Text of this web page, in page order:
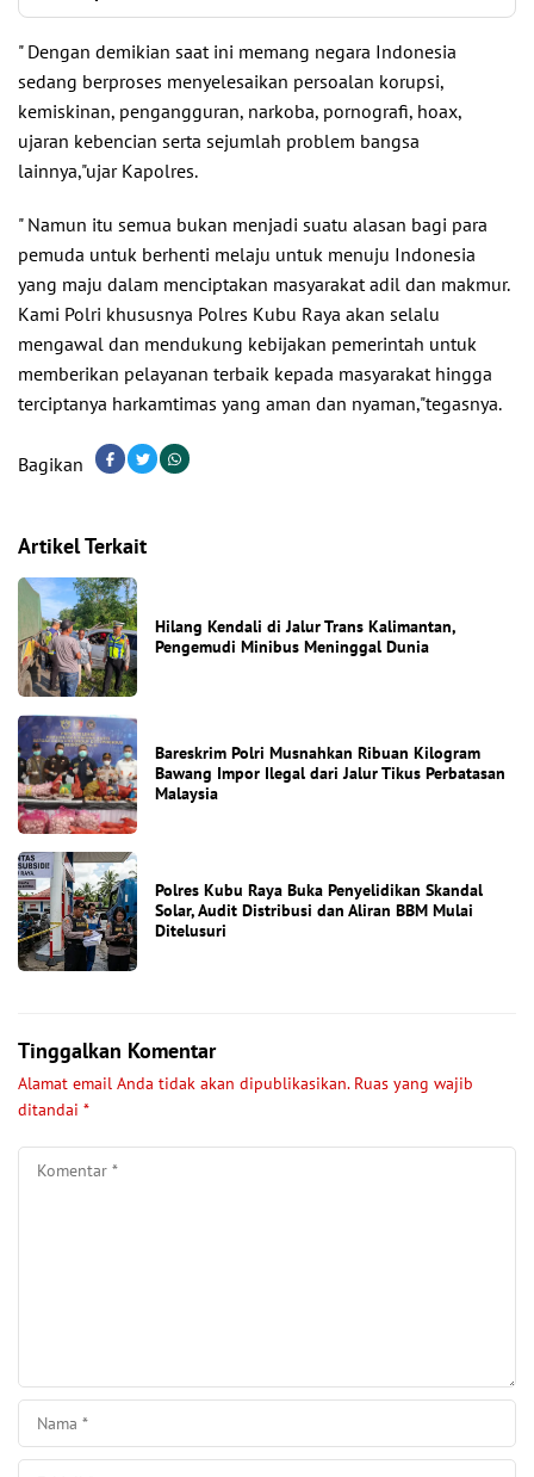
" Dengan demikian saat ini memang negara Indonesia
sedang berproses menyelesaikan persoalan korupsi,
kemiskinan, pengangguran, narkoba, pornografi, hoax,
ujaran kebencian serta sejumlah problem bangsa
lainnya,"ujar Kapolres.
" Namun itu semua bukan menjadi suatu alasan bagi para
pemuda untuk berhenti melaju untuk menuju Indonesia
yang maju dalam menciptakan masyarakat adil dan makmur.
Kami Polri khususnya Polres Kubu Raya akan selalu
mengawal dan mendukung kebijakan pemerintah untuk
memberikan pelayanan terbaik kepada masyarakat hingga
terciptanya harkamtimas yang aman dan nyaman,"tegasnya.
Bagikan
Artikel Terkait
Hilang Kendali di Jalur Trans Kalimantan,
Pengemudi Minibus Meninggal Dunia
Bareskrim Polri Musnahkan Ribuan Kilogram
Bawang Impor Ilegal dari Jalur Tikus Perbatasan
Malaysia
Polres Kubu Raya Buka Penyelidikan Skandal
Solar, Audit Distribusi dan Aliran BBM Mulai
Ditelusuri
Tinggalkan Komentar
Alamat email Anda tidak akan dipublikasikan. Ruas yang wajib
ditandai *